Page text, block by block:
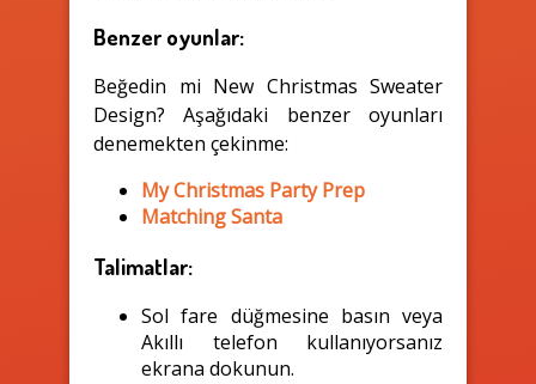
Benzer oyunlar:
Beğedin mi New Christmas Sweater
Design? Aşağıdaki benzer oyunları
denemekten çekinme:
My Christmas Party Prep
Matching Santa
Talimatlar:
Sol fare düğmesine basın veya
Akıllı telefon kullanıyorsanız
ekrana dokunun.